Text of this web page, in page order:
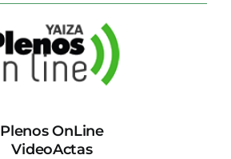
Plenos OnLine
VideoActas